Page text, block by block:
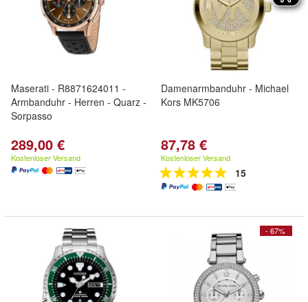
Maserati - R8871624011 -
Armbanduhr - Herren - Quarz -
Sorpasso
289,00 €
Kostenloser Versand
Damenarmbanduhr - Michael
Kors MK5706
87,78 €
Kostenloser Versand
15
- 67%